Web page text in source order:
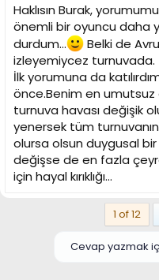
Haklısın Burak,
önemli bir oyuncu daha
durdum...
Belki de
izleyemiycez turnuvada.
İlk yorumuna da
önce.Benim en
turnuva havası değişik
yenersek tüm
olursa olsun duygusal
değişse de en fazla
için hayal kırıklığı...
1 of 12
Cevap yazmak